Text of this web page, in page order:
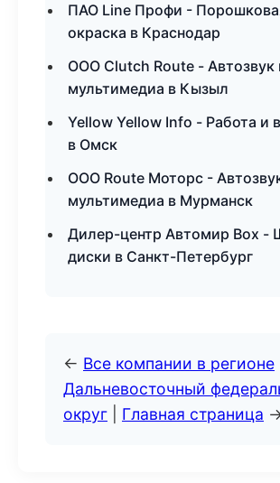
ПАО Line Профи -
окраска в Краснодар
ООО Clutch Route - Автозвук
мультимедиа в Кызыл
Yellow Yellow Info - Работа и
в Омск
ООО Route Моторс -
мультимедиа в Мурманск
Дилер-центр Автомир Box -
диски в Санкт-Петербург
← Все компании в регионе
Дальневосточный
округ
Главная страница